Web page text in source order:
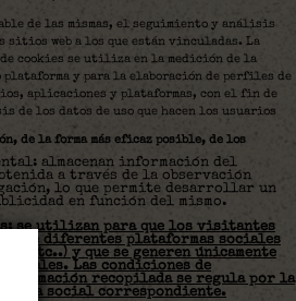
de las mismas, el seguimiento y análisis
sitios web a los que están vinculadas. La
cookies se utiliza en la medición de la
y para la elaboración de perfiles de
aplicaciones y plataformas, con el fin de
los datos de uso que hacen los usuarios
de la forma más eficaz posible, de los
almacenan información del
a través de la observación
lo que permite desarrollar un
en función del mismo.
se utilizan para que los visitantes
de diferentes plataformas sociales
etc..) y que se generen únicamente
Las condiciones de
recopilada se regula por la
social correspondiente.